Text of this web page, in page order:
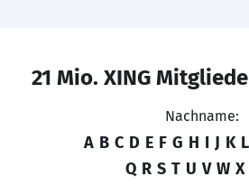
21 Mio. XING
Nachname:
A B C D E F G H I J K L
Q R S T U V W X